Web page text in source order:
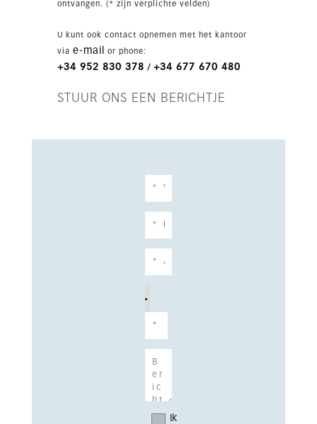
gemeenschappelijke fitnessruimte,
gemeenschappelijke tuinen en een solarium op
het dak. De locatie is bijzonder gunstig,
tegenover Miramar Shopping Park en op
openbaar vervoer en het centrum.
ontvangen. (* zijn verplichte velden)
U kunt ook contact opnemen met het kantoor
via e-mail or phone:
+34 952 830 378 / +34 677 670 480
STUUR ONS EEN BERICHTJE
Ik